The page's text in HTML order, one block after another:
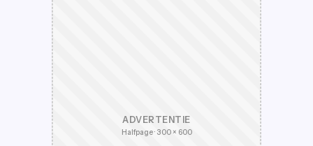
ADVERTENTIE
Halfpage · 300 × 600